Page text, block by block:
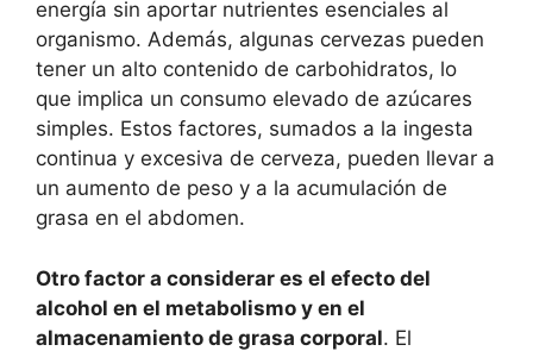
energía sin aportar nutrientes esenciales al
organismo. Además, algunas cervezas pueden
tener un alto contenido de carbohidratos, lo
que implica un consumo elevado de azúcares
simples. Estos factores, sumados a la ingesta
continua y excesiva de cerveza, pueden llevar a
un aumento de peso y a la acumulación de
grasa en el abdomen.
Otro factor a considerar es el efecto del
alcohol en el metabolismo y en el
almacenamiento de grasa corporal. El